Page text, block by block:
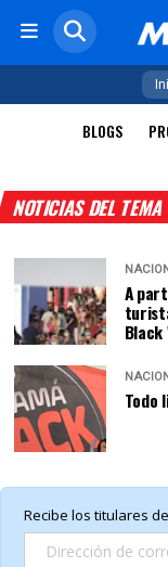
BLOGS
NOTICIAS DEL TEMA
A
Black
Todo